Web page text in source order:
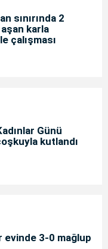
sınırında 2
karla
çalışması
Günü
kutlandı
evinde 3-0 mağlup